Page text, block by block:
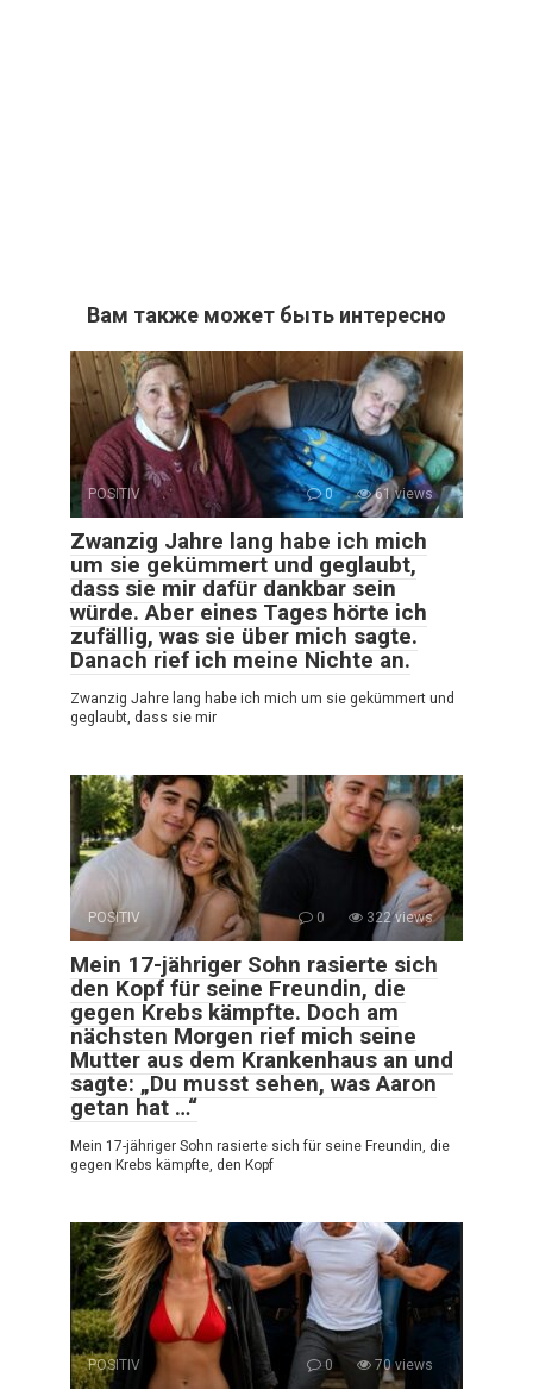
Вам также может быть интересно
POSITIV 0 61 views
Zwanzig Jahre lang habe ich mich
um sie gekümmert und geglaubt,
dass sie mir dafür dankbar sein
würde. Aber eines Tages hörte ich
zufällig, was sie über mich sagte.
Danach rief ich meine Nichte an.
Zwanzig Jahre lang habe ich mich um sie gekümmert und
geglaubt, dass sie mir
POSITIV 0 322 views
Mein 17-jähriger Sohn rasierte sich
den Kopf für seine Freundin, die
gegen Krebs kämpfte. Doch am
nächsten Morgen rief mich seine
Mutter aus dem Krankenhaus an und
sagte: „Du musst sehen, was Aaron
getan hat …“
Mein 17-jähriger Sohn rasierte sich für seine Freundin, die
gegen Krebs kämpfte, den Kopf
POSITIV 0 70 views